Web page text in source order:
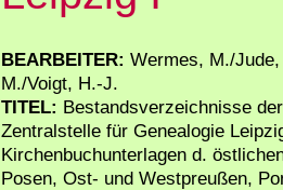
BEARBEITER: Wermes, M./
M./Voigt, H.-J.
TITEL: Bestandsverzeichnisse
Zentralstelle für Genealogie
Kirchenbuchunterlagen d.
Posen, Ost- und Westpreußen,